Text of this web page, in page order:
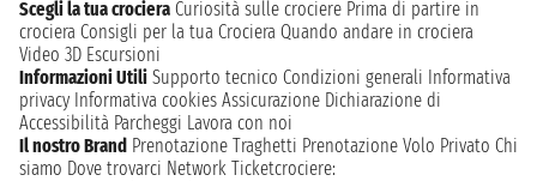
Scegli la tua crociera Curiosità sulle crociere Prima di partire in
crociera Consigli per la tua Crociera Quando andare in crociera
Video 3D Escursioni
Informazioni Utili Supporto tecnico Condizioni generali Informativa
privacy Informativa cookies Assicurazione Dichiarazione di
Accessibilità Parcheggi Lavora con noi
Il nostro Brand Prenotazione Traghetti Prenotazione Volo Privato Chi
siamo Dove trovarci Network Ticketcrociere: